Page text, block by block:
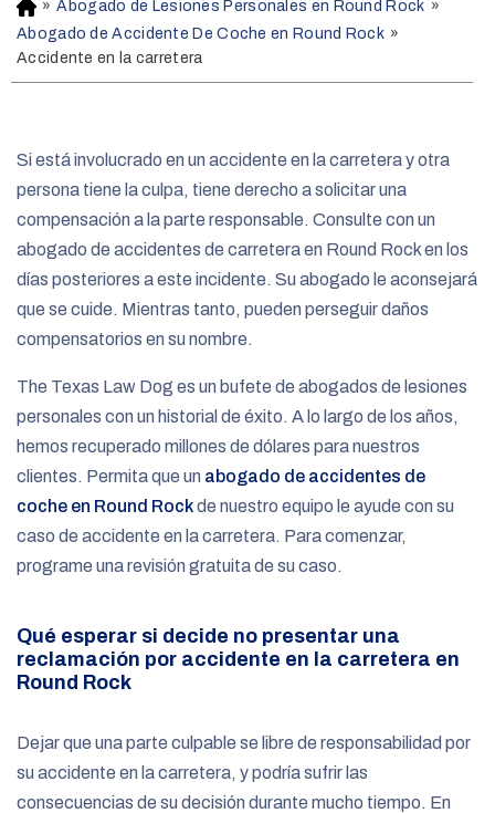
H
o
m
e
» Abogado de Lesiones Personales en Round Rock »
Abogado de Accidente De Coche en Round Rock »
Accidente en la carretera
Si está involucrado en un accidente en la carretera y otra
persona tiene la culpa, tiene derecho a solicitar una
compensación a la parte responsable. Consulte con un
abogado de accidentes de carretera en Round Rock en los
días posteriores a este incidente. Su abogado le aconsejará
que se cuide. Mientras tanto, pueden perseguir daños
compensatorios en su nombre.
The Texas Law Dog es un bufete de abogados de lesiones
personales con un historial de éxito. A lo largo de los años,
hemos recuperado millones de dólares para nuestros
clientes. Permita que un abogado de accidentes de
coche en Round Rockde nuestro equipo le ayude con su
caso de accidente en la carretera. Para comenzar,
programe una revisión gratuita de su caso.
Qué esperar si decide no presentar una
reclamación por accidente en la carretera en
Round Rock
Dejar que una parte culpable se libre de responsabilidad por
su accidente en la carretera, y podría sufrir las
consecuencias de su decisión durante mucho tiempo. En